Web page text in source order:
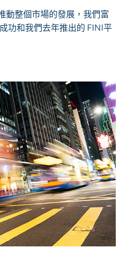
動整個市場的發展，我們富
功和我們去年推出的 FINI平